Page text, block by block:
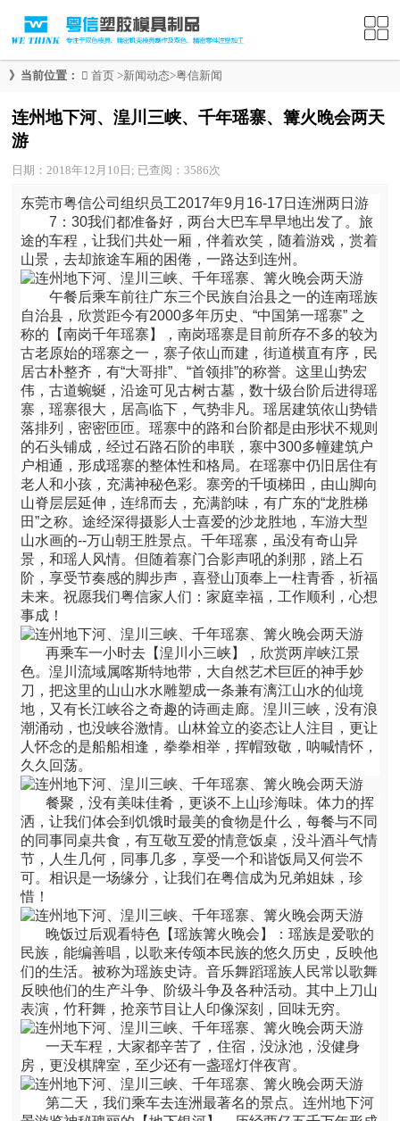
》当前位置： 首页 >新闻动态>粤信新闻
连州地下河、湟川三峡、千年瑶寨、篝火晚会两天
游
日期：2018年12月10日; 已查阅：3586次
东莞市粤信公司组织员工2017年9月16-17日连洲两日游
7：30我们都准备好，两台大巴车早早地出发了。旅
途的车程，让我们共处一厢，伴着欢笑，随着游戏，赏着
山景，去却旅途车厢的困倦，一路达到连州。
午餐后乘车前往广东三个民族自治县之一的连南瑶族
自治县，欣赏距今有2000多年历史、“中国第一瑶寨” 之
称的【南岗千年瑶寨】，南岗瑶寨是目前所存不多的较为
古老原始的瑶寨之一，寨子依山而建，街道横直有序，民
居古朴整齐，有“大哥排”、“首领排”的称誉。这里山势宏
伟，古道蜿蜒，沿途可见古树古墓，数十级台阶后进得瑶
寨，瑶寨很大，居高临下，气势非凡。瑶居建筑依山势错
落排列，密密匝匝。瑶寨中的路和台阶都是由形状不规则
的石头铺成，经过石路石阶的串联，寨中300多幢建筑户
户相通，形成瑶寨的整体性和格局。在瑶寨中仍旧居住有
老人和小孩，充满神秘色彩。寨旁的千顷梯田，由山脚向
山脊层层延伸，连绵而去，充满韵味，有广东的“龙胜梯
田”之称。途经深得摄影人士喜爱的沙龙胜地，车游大型
山水画的--万山朝王胜景点。千年瑶寨，虽没有奇山异
景，和瑶人风情。但随着寨门合影声吼的刹那，踏上石
阶，享受节奏感的脚步声，喜登山顶奉上一柱青香，祈福
未来。祝愿我们粤信家人们：家庭幸福，工作顺利，心想
事成！
再乘车一小时去【湟川小三峡】，欣赏两岸峡江景
色。湟川流域属喀斯特地带，大自然艺术巨匠的神手妙
刀，把这里的山山水水雕塑成一条兼有漓江山水的仙境
地，又有长江峡谷之奇趣的诗画走廊。湟川三峡，没有浪
潮涌动，也没峡谷激情。山林耸立的姿态让人注目，更让
人怀念的是船船相逢，拳拳相举，挥帽致敬，呐喊情怀，
久久回荡。
餐聚，没有美味佳肴，更谈不上山珍海味。体力的挥
洒，让我们体会到饥饿时最美的食物是什么，每餐与不同
的同事同桌共食，有互敬互爱的情意饭桌，没斗酒斗气情
节，人生几何，同事几多，享受一个和谐饭局又何尝不
可。相识是一场缘分，让我们在粤信成为兄弟姐妹，珍
惜！
晚饭过后观看特色【瑶族篝火晚会】：瑶族是爱歌的
民族，能编善唱，以歌来传颂本民族的悠久历史，反映他
们的生活。被称为瑶族史诗。音乐舞蹈瑶族人民常以歌舞
反映他们的生产斗争、阶级斗争及各种活动。其中上刀山
表演，竹秆舞，抢亲节目让人印像深刻，回味无穷。
一天车程，大家都辛苦了，住宿，没泳池，没健身
房，更没棋牌室，至少还有一盏瑶灯伴夜宵。
第二天，我们乘车去连洲最著名的景点。连州地下河